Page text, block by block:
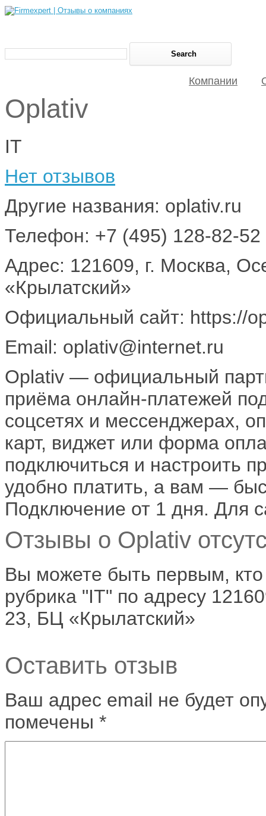
Компании
Oplativ
IT
Нет отзывов
Другие названия: оplativ.ru
Телефон: +7 (495) 128-82-52
Адрес: 121609, г. Москва,
«Крылатский»
Официальный сайт: https://
Email: oplativ@internet.ru
Oplativ — официальный
приёма онлайн-платежей
соцсетях и мессенджерах,
карт, виджет или форма
подключиться и настроить
удобно платить, а вам —
Подключение от 1 дня. Для
Отзывы о Oplativ
Вы можете быть первым,
рубрика "IT" по адресу
23, БЦ «Крылатский»
Оставить отзыв
Ваш адрес email не будет
помечены *